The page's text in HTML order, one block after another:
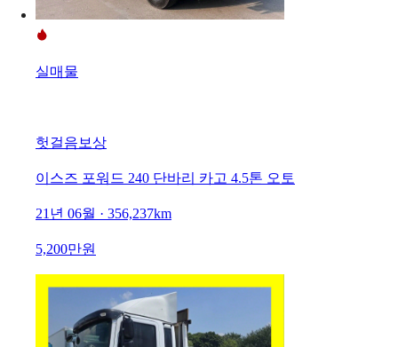
실매물
헛걸음보상
이스즈 포워드 240 단바리 카고 4.5톤 오토
21년 06월 · 356,237km
5,200만원